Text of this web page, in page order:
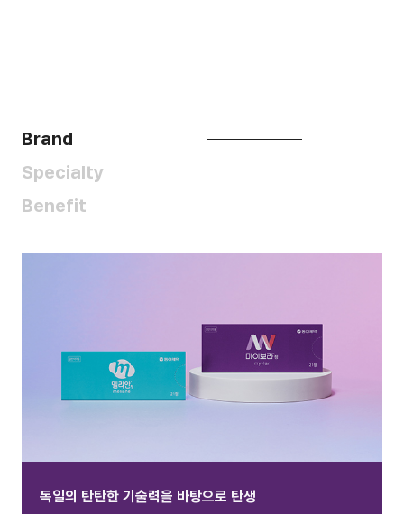
Brand
Specialty
Benefit
독일의 탄탄한 기술력을 바탕으로 탄생